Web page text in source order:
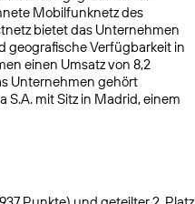
Mobilfunknetz des
bietet das Unternehmen
geografische Verfügbarkeit in
einen Umsatz von 8,2
Unternehmen gehört
mit Sitz in Madrid, einem